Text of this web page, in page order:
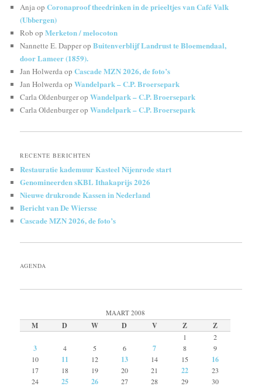
AnjaopCoronaproof theedrinken in de prieeltjes van Café Valk
(Ubbergen)
Rob opMerketon / melocoton
Nannette E. DapperopBuitenverblijf Landrust te Bloemendaal,
door Lameer (1859).
Jan HolwerdaopCascade MZN 2026, de foto’s
Jan HolwerdaopWandelpark – C.P. Broersepark
Carla OldenburgeropWandelpark – C.P. Broersepark
Carla OldenburgeropWandelpark – C.P. Broersepark
RECENTE BERICHTEN
Restauratie kademuur Kasteel Nijenrode start
Genomineerden sKBL Ithakaprijs 2026
Nieuwe drukronde Kassen in Nederland
Bericht van De Wiersse
Cascade MZN 2026, de foto’s
AGENDA
MAART 2008
M D W D V Z Z
1 2
3 4 5 6 7 8
9
10
11 12 13 14 15 16
17 18 19 20 21 22
23
24
25 26 27 28 29
30